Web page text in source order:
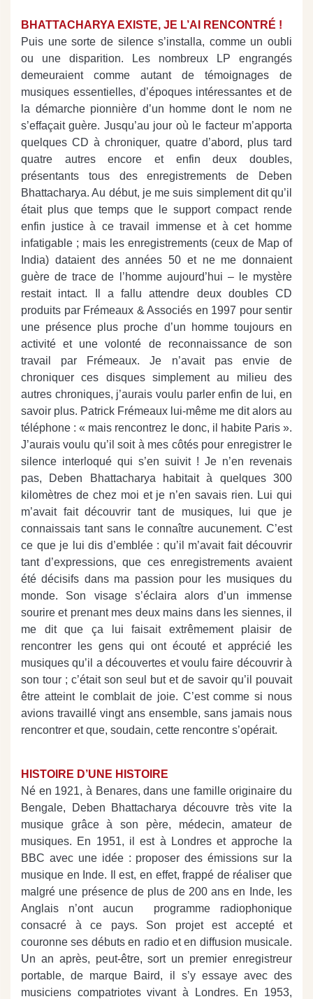
BHATTACHARYA EXISTE, JE L’AI RENCONTRÉ !
Puis une sorte de silence s’installa, comme un oubli
ou une disparition. Les nombreux LP engrangés
demeuraient comme autant de témoignages de
musiques essentielles, d’époques intéressantes et de
la démarche pionnière d’un homme dont le nom ne
s’effaçait guère. Jusqu’au jour où le facteur m’apporta
quelques CD à chroniquer, quatre d’abord, plus tard
quatre autres encore et enfin deux doubles,
présentants tous des enregistrements de Deben
Bhattacharya. Au début, je me suis simplement dit qu’il
était plus que temps que le support compact rende
enfin justice à ce travail immense et à cet homme
infatigable ; mais les enregistrements (ceux de Map of
India) dataient des années 50 et ne me donnaient
guère de trace de l’homme aujourd’hui – le mystère
restait intact. Il a fallu attendre deux doubles CD
produits par Frémeaux & Associés en 1997 pour sentir
une présence plus proche d’un homme toujours en
activité et une volonté de reconnaissance de son
travail par Frémeaux. Je n’avait pas envie de
chroniquer ces disques simplement au milieu des
autres chroniques, j’aurais voulu parler enfin de lui, en
savoir plus. Patrick Frémeaux lui-même me dit alors au
téléphone : « mais rencontrez le donc, il habite Paris ».
J’aurais voulu qu’il soit à mes côtés pour enregistrer le
silence interloqué qui s’en suivit ! Je n’en revenais
pas, Deben Bhattacharya habitait à quelques 300
kilomètres de chez moi et je n’en savais rien. Lui qui
m’avait fait découvrir tant de musiques, lui que je
connaissais tant sans le connaître aucunement. C’est
ce que je lui dis d’emblée : qu’il m’avait fait découvrir
tant d’expressions, que ces enregistrements avaient
été décisifs dans ma passion pour les musiques du
monde. Son visage s’éclaira alors d’un immense
sourire et prenant mes deux mains dans les siennes, il
me dit que ça lui faisait extrêmement plaisir de
rencontrer les gens qui ont écouté et apprécié les
musiques qu’il a découvertes et voulu faire découvrir à
son tour ; c’était son seul but et de savoir qu’il pouvait
être atteint le comblait de joie. C’est comme si nous
avions travaillé vingt ans ensemble, sans jamais nous
rencontrer et que, soudain, cette rencontre s’opérait.
HISTOIRE D’UNE HISTOIRE
Né en 1921, à Benares, dans une famille originaire du
Bengale, Deben Bhattacharya découvre très vite la
musique grâce à son père, médecin, amateur de
musiques. En 1951, il est à Londres et approche la
BBC avec une idée : proposer des émissions sur la
musique en Inde. Il est, en effet, frappé de réaliser que
malgré une présence de plus de 200 ans en Inde, les
Anglais n’ont aucun programme radiophonique
consacré à ce pays. Son projet est accepté et
couronne ses débuts en radio et en diffusion musicale.
Un an après, peut-être, sort un premier enregistreur
portable, de marque Baird, il s’y essaye avec des
musiciens compatriotes vivant à Londres. En 1953,